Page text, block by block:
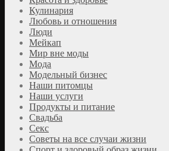
Кулинария
Любовь и отношения
Люди
Мейкап
Мир вне моды
Мода
Модельный бизнес
Наши питомцы
Наши услуги
Продукты и питание
Свадьба
Секс
Советы на все случаи жизни